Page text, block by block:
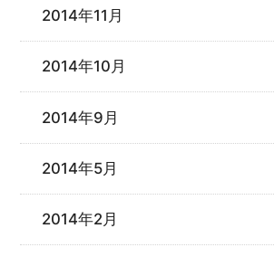
2014年11月
2014年10月
2014年9月
2014年5月
2014年2月